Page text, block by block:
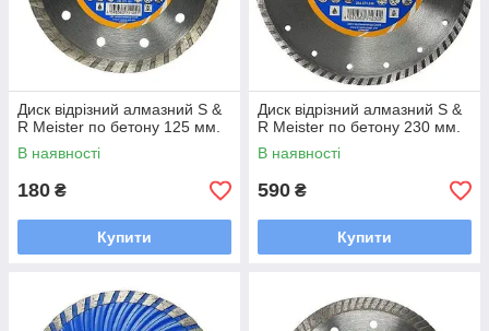
Диск відрізний алмазний S &
R Meister по бетону 125 мм.
В наявності
180 ₴
Купити
Диск відрізний алмазний S &
R Meister по бетону 230 мм.
В наявності
590 ₴
Купити